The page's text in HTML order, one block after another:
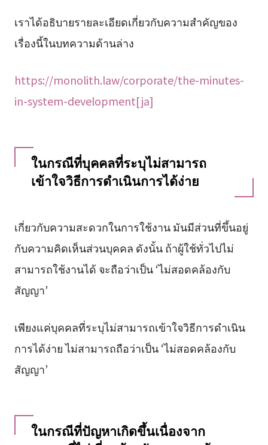
เราได้อธิบายรายละเอียดเกี่ยวกับความสำคัญของ
เรื่องนี้ในบทความด้านล่าง
https://monolith.law/corporate/the-minutes-
in-system-development[ja]
ในกรณีที่บุคคลที่ระบุไม่สามารถ
เข้าใจวิธีการดำเนินการได้ง่าย
เกี่ยวกับความสะดวกในการใช้งาน มันมีส่วนที่ขึ้นอยู่
กับความคิดเห็นส่วนบุคคล ดังนั้น ถ้าผู้ใช้ทั่วไปไม่
สามารถใช้งานได้ จะถือว่าเป็น ‘ไม่สอดคล้องกับ
สัญญา’
เพียงแค่บุคคลที่ระบุไม่สามารถเข้าใจวิธีการดำเนิน
การได้ง่าย ไม่สามารถถือว่าเป็น ‘ไม่สอดคล้องกับ
สัญญา’
ในกรณีที่ปัญหาเกิดขึ้นเนื่องจาก